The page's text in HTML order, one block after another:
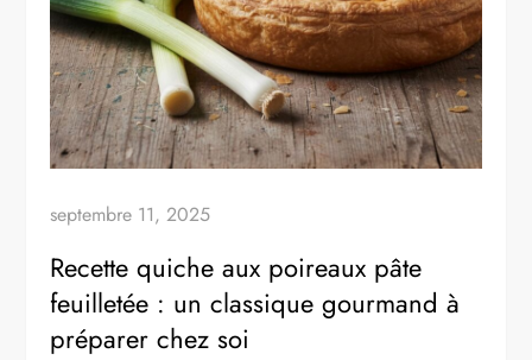
septembre 11, 2025
Recette quiche aux poireaux pâte
feuilletée : un classique gourmand à
préparer chez soi